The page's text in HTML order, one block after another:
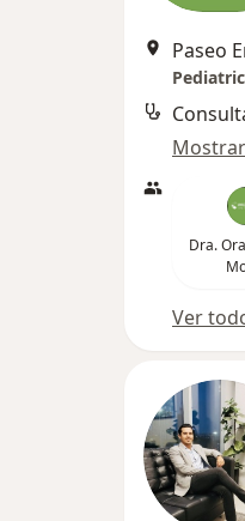
Dra.
Ver